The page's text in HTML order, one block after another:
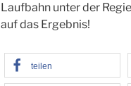
Laufbahn unter der
auf das Ergebnis!
teilen